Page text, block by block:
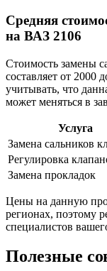
Средняя
на ВАЗ 2106
Стоимость замены
составляет от 2000
учитывать, что
может меняться в
Услуга
Замена сальников
Регулировка
Замена прокладок
Цены на данную
регионах, поэтому
специалистов
Полезные